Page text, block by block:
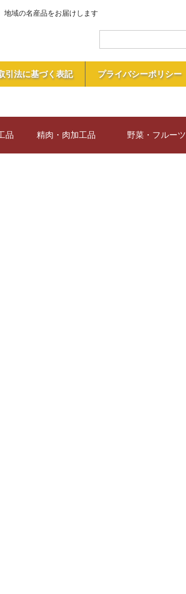
地域の名産品をお届けします
引法に基づく表記 プライバシーポリシー
品 精肉・肉加工品 野菜・フルーツ